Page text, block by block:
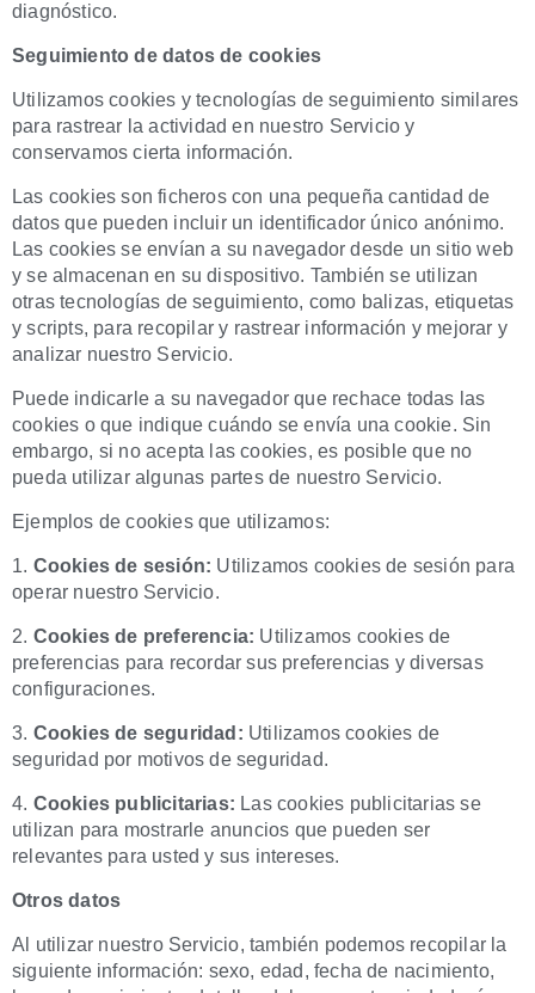
diagnóstico.
Seguimiento de datos de cookies
Utilizamos cookies y tecnologías de seguimiento similares
para rastrear la actividad en nuestro Servicio y
conservamos cierta información.
Las cookies son ficheros con una pequeña cantidad de
datos que pueden incluir un identificador único anónimo.
Las cookies se envían a su navegador desde un sitio web
y se almacenan en su dispositivo. También se utilizan
otras tecnologías de seguimiento, como balizas, etiquetas
y scripts, para recopilar y rastrear información y mejorar y
analizar nuestro Servicio.
Puede indicarle a su navegador que rechace todas las
cookies o que indique cuándo se envía una cookie. Sin
embargo, si no acepta las cookies, es posible que no
pueda utilizar algunas partes de nuestro Servicio.
Ejemplos de cookies que utilizamos:
1. Cookies de sesión: Utilizamos cookies de sesión para
operar nuestro Servicio.
2. Cookies de preferencia: Utilizamos cookies de
preferencias para recordar sus preferencias y diversas
configuraciones.
3. Cookies de seguridad: Utilizamos cookies de
seguridad por motivos de seguridad.
4. Cookies publicitarias: Las cookies publicitarias se
utilizan para mostrarle anuncios que pueden ser
relevantes para usted y sus intereses.
Otros datos
Al utilizar nuestro Servicio, también podemos recopilar la
siguiente información: sexo, edad, fecha de nacimiento,